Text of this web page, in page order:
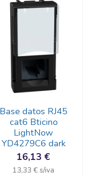
Base datos RJ45
cat6 Bticino
LightNow
YD4279C6 dark
16,13 €
13,33 € s/iva